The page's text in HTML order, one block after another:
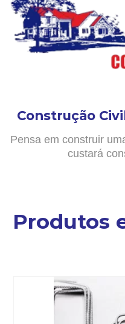
Construção
Pensa em construir
custará
Produtos